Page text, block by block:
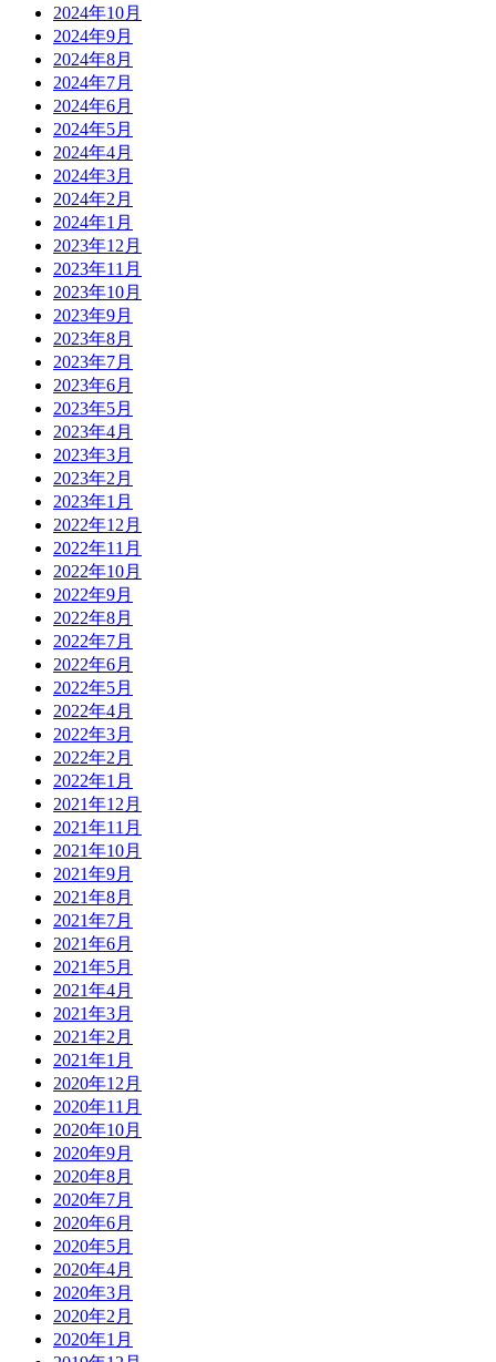
2024年10月
2024年9月
2024年8月
2024年7月
2024年6月
2024年5月
2024年4月
2024年3月
2024年2月
2024年1月
2023年12月
2023年11月
2023年10月
2023年9月
2023年8月
2023年7月
2023年6月
2023年5月
2023年4月
2023年3月
2023年2月
2023年1月
2022年12月
2022年11月
2022年10月
2022年9月
2022年8月
2022年7月
2022年6月
2022年5月
2022年4月
2022年3月
2022年2月
2022年1月
2021年12月
2021年11月
2021年10月
2021年9月
2021年8月
2021年7月
2021年6月
2021年5月
2021年4月
2021年3月
2021年2月
2021年1月
2020年12月
2020年11月
2020年10月
2020年9月
2020年8月
2020年7月
2020年6月
2020年5月
2020年4月
2020年3月
2020年2月
2020年1月